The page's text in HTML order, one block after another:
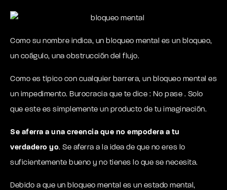
Como su nombre indica, un bloqueo mental es un bloqueo,
un coágulo, una obstrucción del flujo.
Como es típico con cualquier barrera, un bloqueo mental es
un impedimento. Burocracia que te dice : No pase . Solo
que este es simplemente un producto de tu imaginación.
Se aferra a una creencia que no empodera a tu
verdadero yo. Se aferra a la idea de que no eres lo
suficientemente bueno y no tienes lo que se necesita.
Debido a que un bloqueo mental es un estado mental,